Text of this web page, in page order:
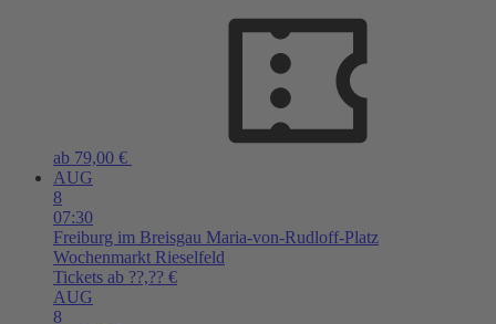
ab 79,00 €
AUG
8
07:30
Freiburg im Breisgau Maria-von-Rudloff-Platz
Wochenmarkt Rieselfeld
Tickets ab ??,?? €
AUG
8